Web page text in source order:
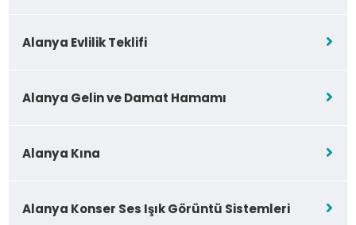
Alanya Evlilik Teklifi
Alanya Gelin ve Damat Hamamı
Alanya Kına
Alanya Konser Ses Işık Görüntü Sistemleri